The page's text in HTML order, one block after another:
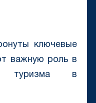
ключевые
важную роль в
туризма в